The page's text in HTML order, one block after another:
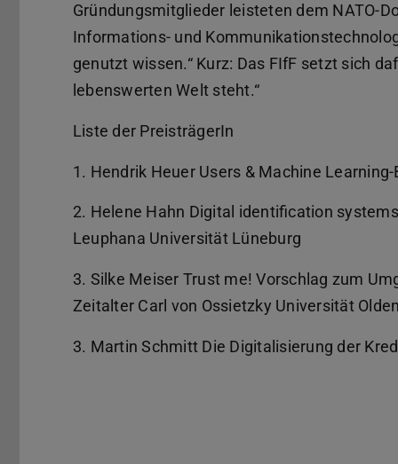
Gründungsmitglieder leisteten dem NATO-
Informations- und
genutzt wissen.“ Kurz: Das FIfF setzt sich
lebenswerten Welt steht.“
Liste der PreisträgerIn
1. Hendrik Heuer Users & Machine
2. Helene Hahn Digital identification
Leuphana Universität Lüneburg
3. Silke Meiser Trust me! Vorschlag zum
Zeitalter Carl von Ossietzky Universität
3. Martin Schmitt Die Digitalisierung der